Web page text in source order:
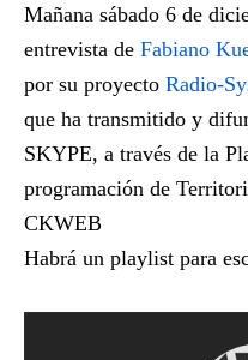
Mañana sábado 6 de
entrevista de Fabiano
por su proyecto Radio-
que ha transmitido y
SKYPE, a través de la
programación de
CKWEB
Habrá un playlist para